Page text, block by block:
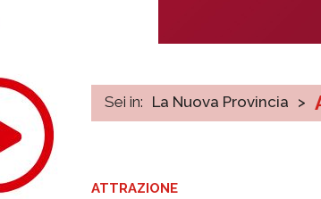
Sei in: La Nuova Provincia >
ATTRAZIONE